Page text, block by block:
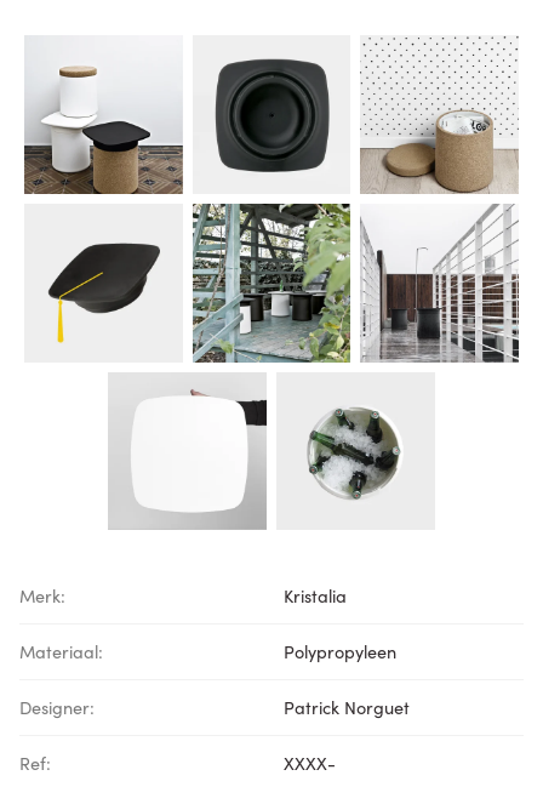
Merk: Kristalia
Materiaal: Polypropyleen
Designer: Patrick Norguet
Ref: XXXX-